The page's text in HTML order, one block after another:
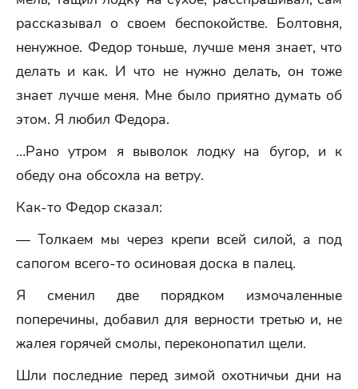
рассказывал о своем беспокойстве. Болтовня,
ненужное. Федор тоньше, лучше меня знает, что
делать и как. И что не нужно делать, он тоже
знает лучше меня. Мне было приятно думать об
этом. Я любил Федора.
…Рано утром я выволок лодку на бугор, и к
обеду она обсохла на ветру.
Как-то Федор сказал:
— Толкаем мы через крепи всей силой, а под
сапогом всего-то осиновая доска в палец.
Я сменил две порядком измочаленные
поперечины, добавил для верности третью и, не
жалея горячей смолы, переконопатил щели.
Шли последние перед зимой охотничьи дни на